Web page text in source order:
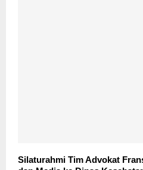
Silaturahmi Tim Advokat